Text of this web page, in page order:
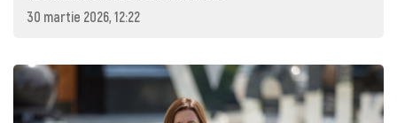
30 martie 2026, 12:22